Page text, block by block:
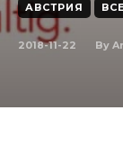
АВСТРИЯ
2018-11-22 By